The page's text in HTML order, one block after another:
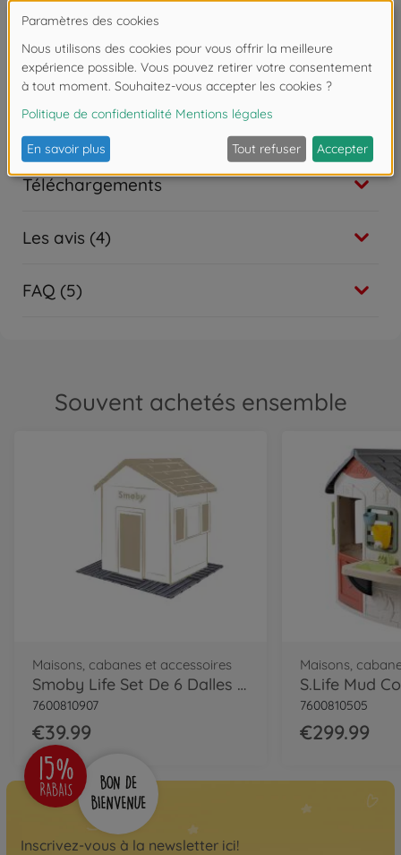
Téléchargements
Les avis (4)
FAQ (5)
Souvent achetés ensemble
Maisons, cabanes et accessoires
Smoby Life Set De 6 Dalles 45 X 45 Cm
7600810907
€39.99
Maisons,
S.Life Mud
7600810505
€299.99
Inscrivez-vous à la newsletter ici!